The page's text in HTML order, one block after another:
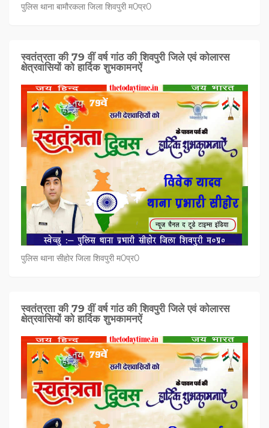
पुलिस थाना बामौरकला जिला शिवपुरी म0प्र0
स्वतंत्रता की 79 वीं वर्ष गांठ की शिवपुरी जिले एवं कोलारस
क्षेत्रवासियों को हार्दिक शुभकामनऐं
पुलिस थाना सीहोर जिला शिवपुरी म0प्र0
स्वतंत्रता की 79 वीं वर्ष गांठ की शिवपुरी जिले एवं कोलारस
क्षेत्रवासियों को हार्दिक शुभकामनऐं